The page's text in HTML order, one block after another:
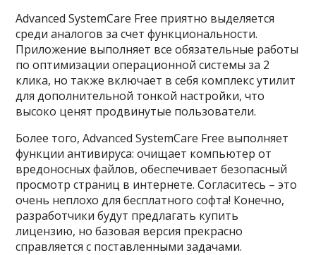
Advanced SystemCare Free приятно выделяется
среди аналогов за счет функциональности.
Приложение выполняет все обязательные работы
по оптимизации операционной системы за 2
клика, но также включает в себя комплекс утилит
для дополнительной тонкой настройки, что
высоко ценят продвинутые пользователи.
Более того, Advanced SystemCare Free выполняет
функции антивируса: очищает компьютер от
вредоносных файлов, обеспечивает безопасный
просмотр страниц в интернете. Согласитесь – это
очень неплохо для бесплатного софта! Конечно,
разработчики будут предлагать купить
лицензию, но базовая версия прекрасно
справляется с поставленными задачами.